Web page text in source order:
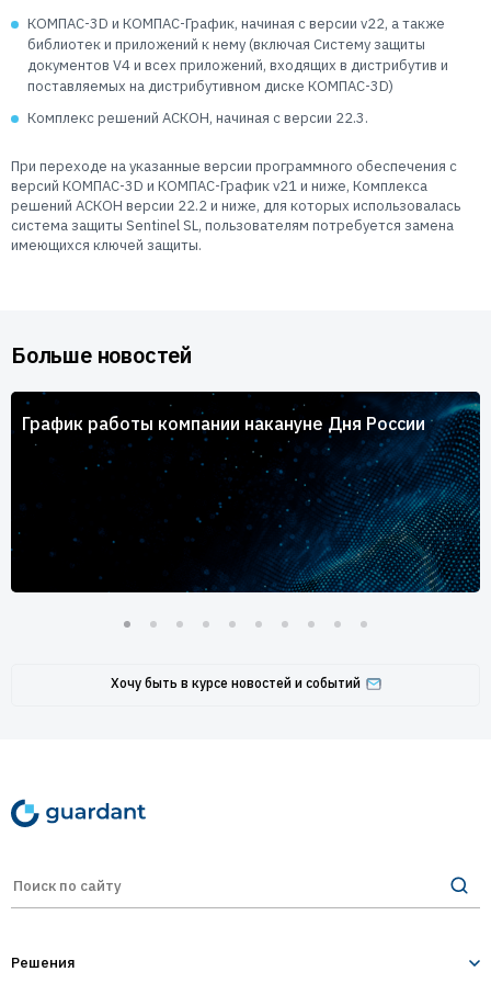
Пресс-центр
Новости
Пресс-кит
Техническая поддержка
КОМПАС-3D и КОМПАС-График, начиная с версии v22, а также
библиотек и приложений к нему (включая Систему защиты
документов V4 и всех приложений, входящих в дистрибутив и
поставляемых на дистрибутивном диске КОМПАС-3D)
Комплекс решений АСКОН, начиная с версии 22.3.
При переходе на указанные версии программного обеспечения с
версий КОМПАС-3D и КОМПАС-График v21 и ниже, Комплекса
решений АСКОН версии 22.2 и ниже, для которых использовалась
система защиты Sentinel SL, пользователям потребуется замена
имеющихся ключей защиты.
Больше новостей
График работы компании накануне Дня России
Хочу быть в курсе новостей и событий
Решения